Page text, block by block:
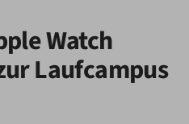
Watch
Laufcampus